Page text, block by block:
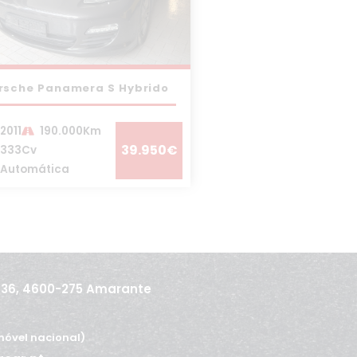
Panamera S Hybrido
2011
190.000Km
333Cv
Automática
39.950€
4600-275 Amarante
nacional)